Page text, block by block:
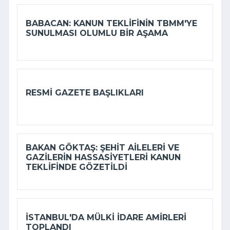
BABACAN: KANUN TEKLIFININ TBMM'YE
SUNULMASI OLUMLU BIR AŞAMA
RESMI GAZETE BAŞLIKLARI
BAKAN GÖKTAŞ: ŞEHIT AILELERI VE
GAZILERIN HASSASIYETLERI KANUN
TEKLIFINDE GÖZETILDI
İSTANBUL'DA MÜLKI IDARE AMIRLERI
TOPLANDI